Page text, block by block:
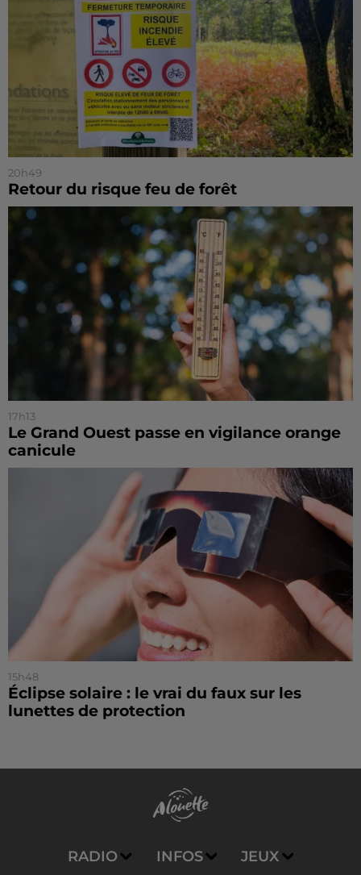
20h49
Retour du risque feu de forêt
17h13
Le Grand Ouest passe en vigilance orange
canicule
15h48
Éclipse solaire : le vrai du faux sur les
lunettes de protection
RADIO INFOS JEUX